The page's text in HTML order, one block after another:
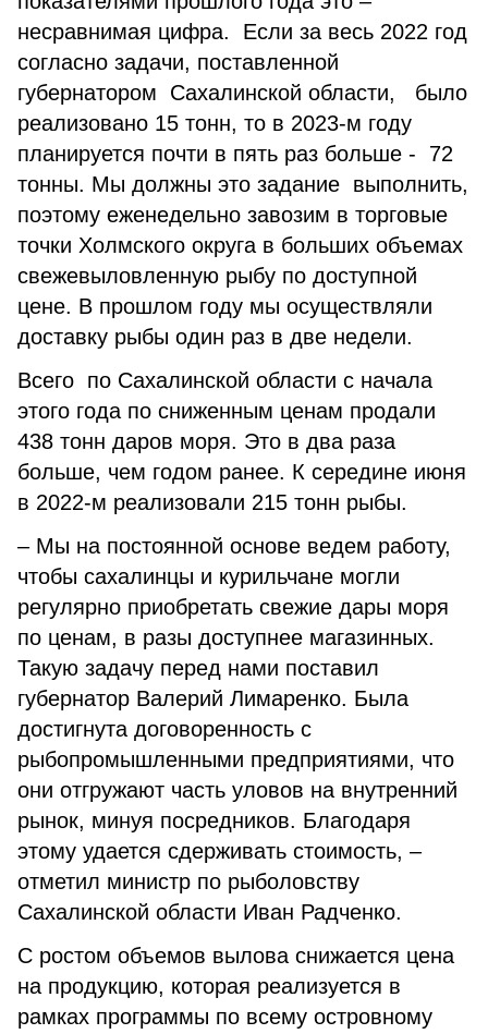
несравнимая цифра. Если за весь 2022 год
согласно задачи, поставленной
губернатором Сахалинской области, было
реализовано 15 тонн, то в 2023-м году
планируется почти в пять раз больше - 72
тонны. Мы должны это задание выполнить,
поэтому еженедельно завозим в торговые
точки Холмского округа в больших объемах
свежевыловленную рыбу по доступной
цене. В прошлом году мы осуществляли
доставку рыбы один раз в две недели.
Всего по Сахалинской области с начала
этого года по сниженным ценам продали
438 тонн даров моря. Это в два раза
больше, чем годом ранее. К середине июня
в 2022-м реализовали 215 тонн рыбы.
– Мы на постоянной основе ведем работу,
чтобы сахалинцы и курильчане могли
регулярно приобретать свежие дары моря
по ценам, в разы доступнее магазинных.
Такую задачу перед нами поставил
губернатор Валерий Лимаренко. Была
достигнута договоренность с
рыбопромышленными предприятиями, что
они отгружают часть уловов на внутренний
рынок, минуя посредников. Благодаря
этому удается сдерживать стоимость, –
отметил министр по рыболовству
Сахалинской области Иван Радченко.
С ростом объемов вылова снижается цена
на продукцию, которая реализуется в
рамках программы по всему островному